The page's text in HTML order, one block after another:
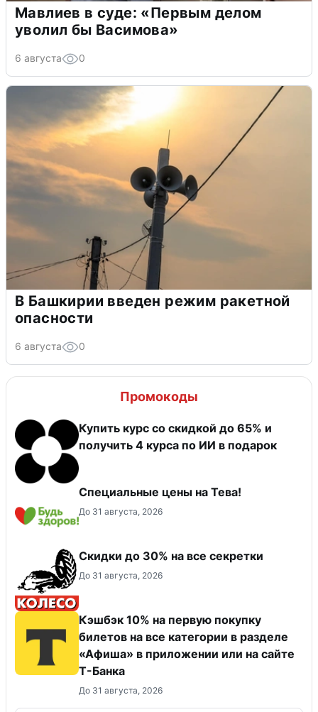
Мавлиев в суде: «Первым делом
уволил бы Васимова»
6 августа 0
В Башкирии введен режим ракетной
опасности
6 августа 0
Промокоды
Купить курс со скидкой до 65% и
получить 4 курса по ИИ в подарок
Специальные цены на Тева!
До 31 августа, 2026
Скидки до 30% на все секретки
До 31 августа, 2026
Кэшбэк 10% на первую покупку
билетов на все категории в разделе
«Афиша» в приложении или на сайте
Т-Банка
До 31 августа, 2026